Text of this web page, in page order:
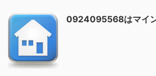
0924095568はマイン